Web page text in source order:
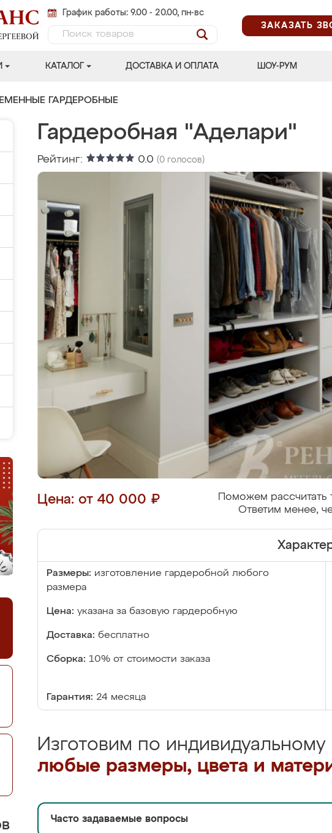
График работы: 9.00 - 20.00, пн-вс
ЗАКАЗАТЬ
КАТАЛОГ ДОСТАВКА И ОПЛАТА ШОУ-РУМ
ГАРДЕРОБНЫЕ
Гардеробная "Аделари"
Рейтинг: 0.0 (0 голосов)
Цена: от 40 000 ₽
Поможем рассчитать
Ответим менее,
Размеры: изготовление гардеробной любого
размера
Цена: указана за базовую гардеробную
Доставка: бесплатно
Сборка: 10% от стоимости заказа
Гарантия: 24 месяца
Изготовим по индивидуальному
любые размеры, цвета и
Часто задаваемые вопросы